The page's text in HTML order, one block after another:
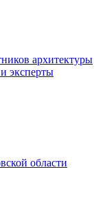
архитектуры
эксперты
области